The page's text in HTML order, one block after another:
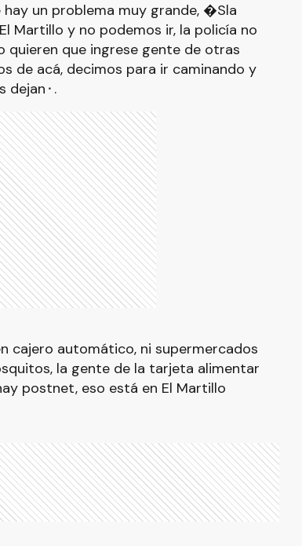
un problema muy grande, �Sla
Martillo y no podemos ir, la policía no
quieren que ingrese gente de otras
de acá, decimos para ir caminando y
dejan⬝.
cajero automático, ni supermercados
la gente de la tarjeta alimentar
postnet, eso está en El Martillo